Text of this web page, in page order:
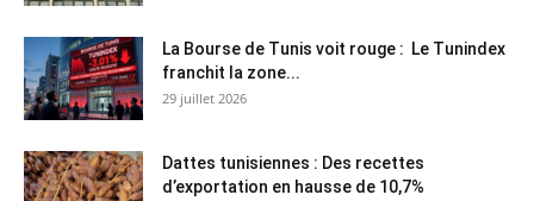
La Bourse de Tunis voit rouge : Le Tunindex
franchit la zone...
29 juillet 2026
Dattes tunisiennes : Des recettes
d’exportation en hausse de 10,7%